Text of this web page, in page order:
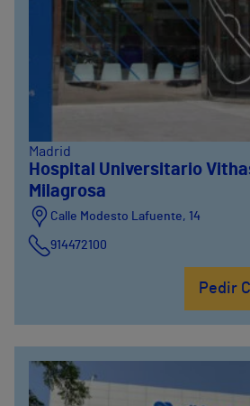
Madrid
Hospital Universitario
Milagrosa
Calle Modesto Lafuente, 14
914472100
Pedir